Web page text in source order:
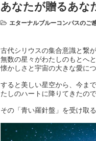
あなたが贈るあな
エターナルブルーコンパスのご
古代シリウスの集合意識と繋
無数の星々がわたしのもとへ
懐かしさと宇宙の大きな愛に
すると美しい星空から、今ま
たしのハートに降りてきたので
その「青い羅針盤」を受け取